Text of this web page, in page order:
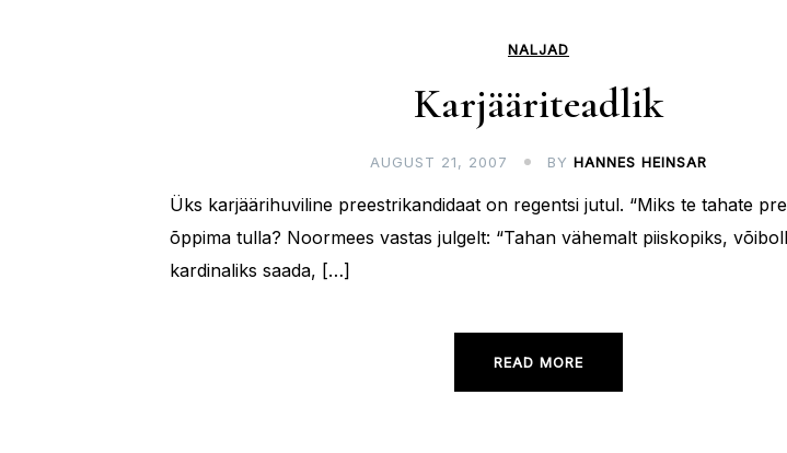
NALJAD
Karjääriteadlik
AUGUST 21, 2007 BY HANNES HEINSAR
Üks karjäärihuviline preestrikandidaat on regentsi jutul. “Miks te tahate
õppima tulla? Noormees vastas julgelt: “Tahan vähemalt piiskopiks,
kardinaliks saada, […]
READ MORE